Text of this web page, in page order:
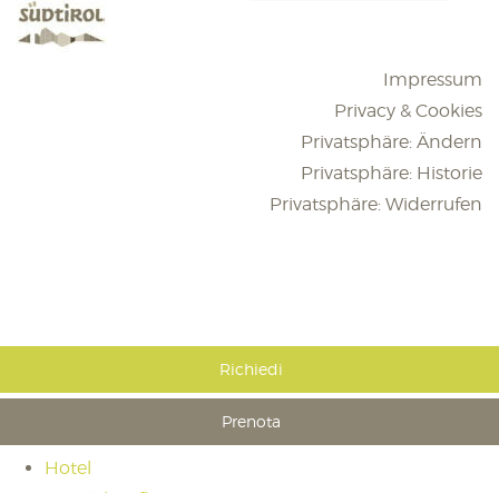
Impressum
Privacy & Cookies
Privatsphäre: Ändern
Privatsphäre: Historie
Privatsphäre: Widerrufen
Richiedi
Prenota
Hotel